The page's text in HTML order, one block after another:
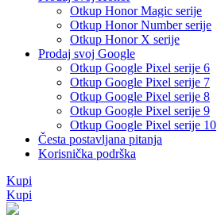
Otkup Honor Magic serije
Otkup Honor Number serije
Otkup Honor X serije
Prodaj svoj Google
Otkup Google Pixel serije 6
Otkup Google Pixel serije 7
Otkup Google Pixel serije 8
Otkup Google Pixel serije 9
Otkup Google Pixel serije 10
Česta postavljana pitanja
Korisnička podrška
Kupi
Kupi